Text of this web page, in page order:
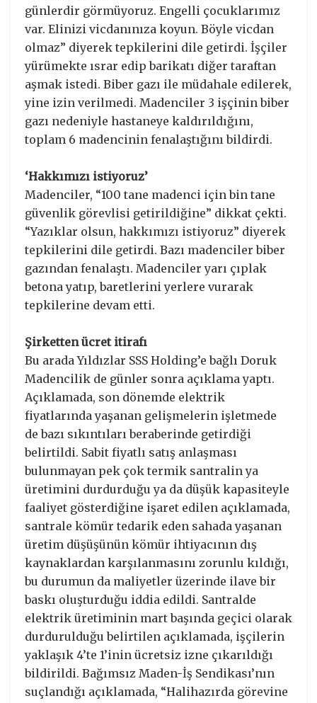
günlerdir görmüyoruz. Engelli çocuklarımız
var. Elinizi vicdanınıza koyun. Böyle vicdan
olmaz” diyerek tepkilerini dile getirdi. İşçiler
yürümekte ısrar edip barikatı diğer taraftan
aşmak istedi. Biber gazı ile müdahale edilerek,
yine izin verilmedi. Madenciler 3 işçinin biber
gazı nedeniyle hastaneye kaldırıldığını,
toplam 6 madencinin fenalaştığını bildirdi.
‘Hakkımızı istiyoruz’
Madenciler, “100 tane madenci için bin tane
güvenlik görevlisi getirildiğine” dikkat çekti.
“Yazıklar olsun, hakkımızı istiyoruz” diyerek
tepkilerini dile getirdi. Bazı madenciler biber
gazından fenalaştı. Madenciler yarı çıplak
betona yatıp, baretlerini yerlere vurarak
tepkilerine devam etti.
Şirketten ücret itirafı
Bu arada Yıldızlar SSS Holding’e bağlı Doruk
Madencilik de günler sonra açıklama yaptı.
Açıklamada, son dönemde elektrik
fiyatlarında yaşanan gelişmelerin işletmede
de bazı sıkıntıları beraberinde getirdiği
belirtildi. Sabit fiyatlı satış anlaşması
bulunmayan pek çok termik santralin ya
üretimini durdurduğu ya da düşük kapasiteyle
faaliyet gösterdiğine işaret edilen açıklamada,
santrale kömür tedarik eden sahada yaşanan
üretim düşüşünün kömür ihtiyacının dış
kaynaklardan karşılanmasını zorunlu kıldığı,
bu durumun da maliyetler üzerinde ilave bir
baskı oluşturduğu iddia edildi. Santralde
elektrik üretiminin mart başında geçici olarak
durdurulduğu belirtilen açıklamada, işçilerin
yaklaşık 4’te 1’inin ücretsiz izne çıkarıldığı
bildirildi. Bağımsız Maden-İş Sendikası’nın
suçlandığı açıklamada, “Halihazırda görevine